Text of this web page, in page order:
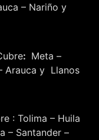
– Nariño y
: Meta –
Arauca y Llanos
: Tolima – Huila
– Santander –